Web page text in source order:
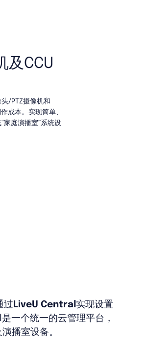
及CCU
/PTZ摄像机和
成本。实现简单、
家庭演播室”系统设
过 LiveU Central 实现设置
一个统一的云管理平台，
播室设备。